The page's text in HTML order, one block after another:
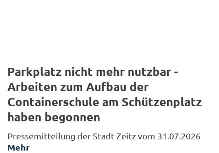
Parkplatz nicht mehr nutzbar -
Arbeiten zum Aufbau der
Containerschule am Schützenplatz
haben begonnen
Pressemitteilung der Stadt Zeitz vom 31.07.2026
Mehr